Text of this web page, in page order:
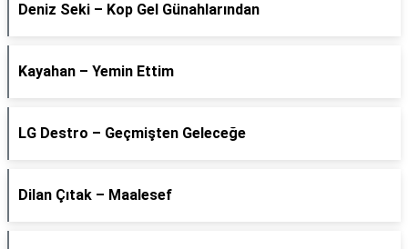
Deniz Seki – Kop Gel Günahlarından
Kayahan – Yemin Ettim
LG Destro – Geçmişten Geleceğe
Dilan Çıtak – Maalesef